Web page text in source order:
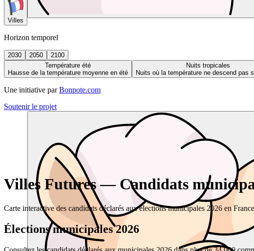
Villes
Horizon temporel
2030 2050
2100
Température été
Hausse de la température moyenne en été
Nuits tropicales
Nuits où la température ne descend pas
Une initiative par Bonpote.com
Soutenir le projet
Villes Futures — Candidats
Carte interactive des candidats déclarés aux élections municipales 2026 en
Élections municipales 2026